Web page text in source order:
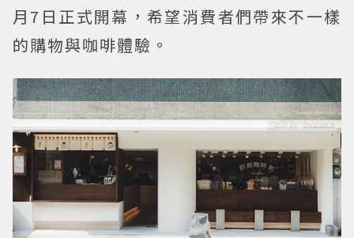
月7日正式開幕，希望消費者們帶來不一樣
的購物與咖啡體驗。